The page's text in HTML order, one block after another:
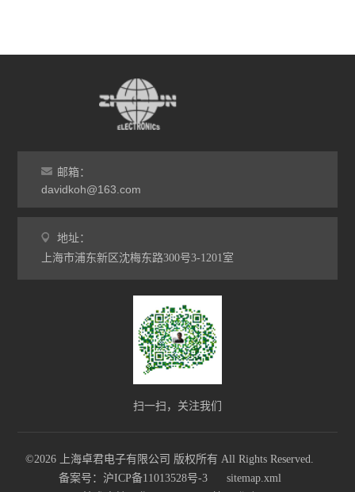
邮箱：
davidkoh@163.com
地址：
上海市浦东新区沈梅东路300号3-1201室
扫一扫，关注我们
©2026 上海卓君电子有限公司 版权所有 All Rights Reserved.
备案号：沪ICP备11013528号-3
sitemap.xml